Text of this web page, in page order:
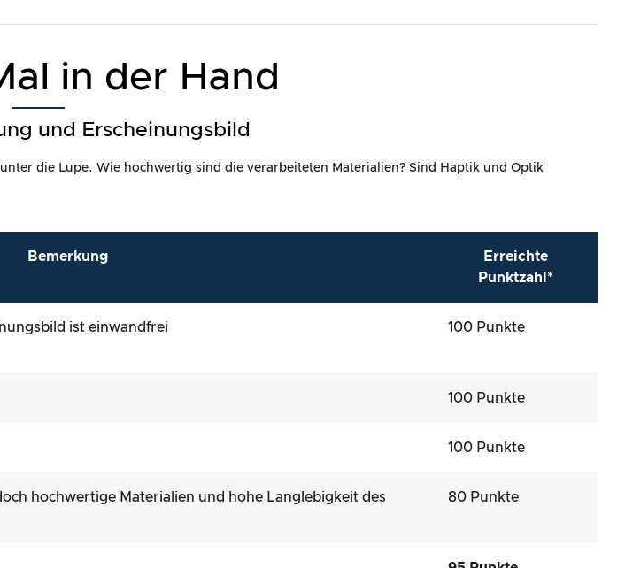
in der Hand
und Erscheinungsbild
die Lupe. Wie hochwertig sind die verarbeiteten Materialien? Sind Haptik und Optik
Bemerkung
Erreichte
Punktzahl*
ist einwandfrei 100 Punkte
100 Punkte
100 Punkte
hochwertige Materialien und hohe Langlebigkeit des
80 Punkte